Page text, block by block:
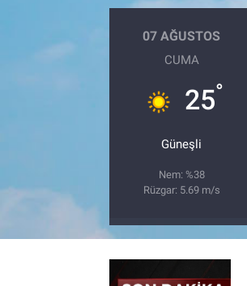
07 AĞUSTOS
CUMA
25°
Güneşli
Nem: %38
Rüzgar: 5.69 m/s